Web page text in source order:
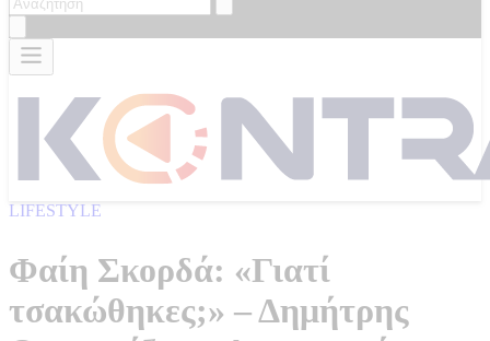
LIFESTYLE
Φαίη Σκορδά: «Γιατί
τσακώθηκες;» – Δημήτρης